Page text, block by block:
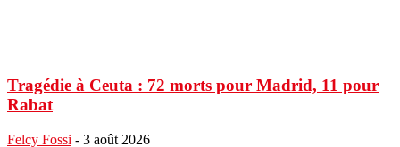
Tragédie à Ceuta : 72 morts pour Madrid, 11 pour
Rabat
Felcy Fossi - 3 août 2026